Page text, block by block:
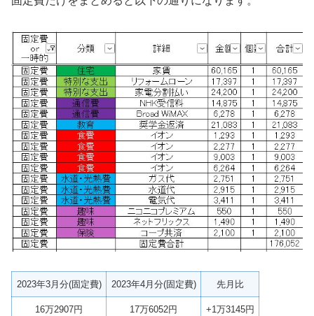
2023年3月分(固定費) 2023年4月分(固定費) 先月比
16万2907円 17万6052円 +1万3145円